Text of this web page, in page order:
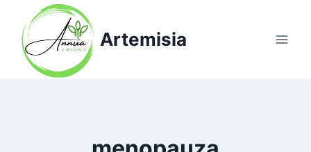
Przejdź
treści
Artemisia